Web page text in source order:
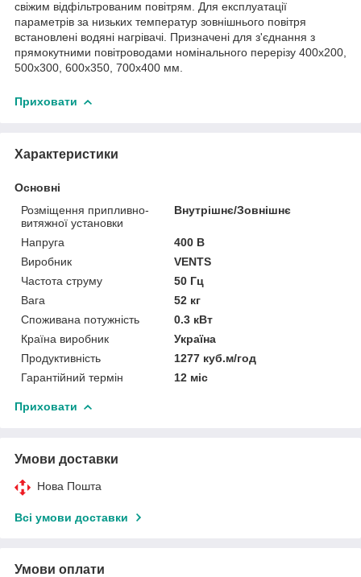
свіжим відфільтрованим повітрям. Для експлуатації
параметрів за низьких температур зовнішнього повітря
встановлені водяні нагрівачі. Призначені для з'єднання з
прямокутними повітроводами номінального перерізу 400х200,
500х300, 600х350, 700х400 мм.
Приховати
Характеристики
Основні
Розміщення припливно-
витяжної установки
Внутрішнє/Зовнішнє
Напруга
400 В
Виробник
VENTS
Частота струму
50 Гц
Вага
52 кг
Споживана потужність
0.3 кВт
Країна виробник
Україна
Продуктивність
1277 куб.м/год
Гарантійний термін
12 міс
Приховати
Умови доставки
Нова Пошта
Всі умови доставки
Умови оплати